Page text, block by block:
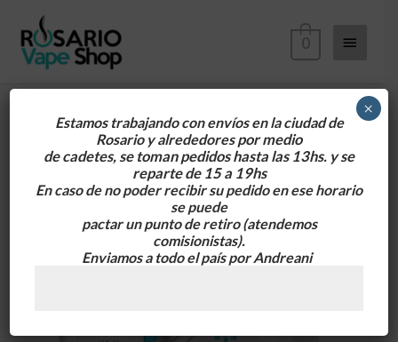
contenido
0
Estamos trabajando con envíos en la ciudad de
Rosario y alrededorespor medio
de cadetes, se toman pedidos hasta las 13hs. y se
reparte de 15 a 19hs
En caso de no poder recibir su pedido en ese horario
se puede
pactar un punto de retiro(atendemos
comisionistas).
Enviamos a todo el país por Andreani
×